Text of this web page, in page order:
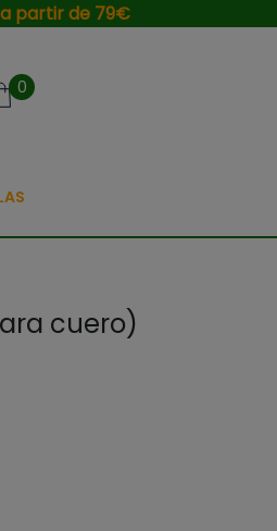
a partir de 79€
0
cuero)